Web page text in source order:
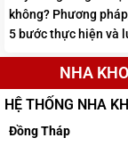
không? Phương
5 bước thực hiện và
NHA
HỆ THỐNG NHA
Đồng Tháp